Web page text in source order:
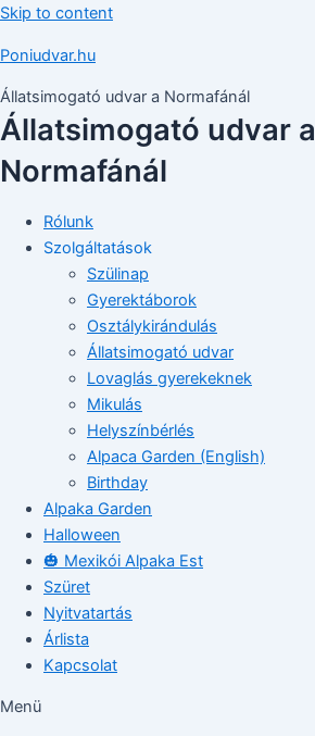
Skip to content
Poniudvar.hu
Állatsimogató udvar a Normafánál
Állatsimogató udvar a
Normafánál
Rólunk
Szolgáltatások
Szülinap
Gyerektáborok
Osztálykirándulás
Állatsimogató udvar
Lovaglás gyerekeknek
Mikulás
Helyszínbérlés
Alpaca Garden (English)
Birthday
Alpaka Garden
Halloween
🎃 Mexikói Alpaka Est
Szüret
Nyitvatartás
Árlista
Kapcsolat
Menü